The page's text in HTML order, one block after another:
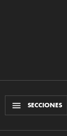
SECCIONES